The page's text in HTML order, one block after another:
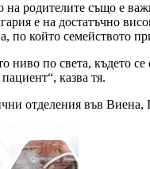
на родителите също е
е на достатъчно
по който семейството
ниво по света, където
казва тя.
отделения във Виена,